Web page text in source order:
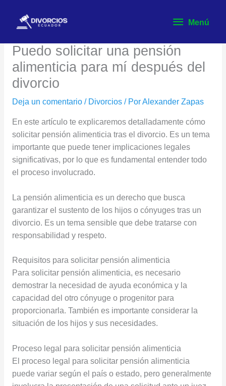
contenido
Menú
Menú
Puedo solicitar una pensión
alimenticia para mí después del
divorcio
Deja un comentario / Divorcios/ PorAlexander Zapas
En este artículo te explicaremos detalladamente cómo
solicitar pensión alimenticia tras el divorcio. Es un tema
importante que puede tener implicaciones legales
significativas, por lo que es fundamental entender todo
el proceso involucrado.
La pensión alimenticia es un derecho que busca
garantizar el sustento de los hijos o cónyuges tras un
divorcio. Es un tema sensible que debe tratarse con
responsabilidad y respeto.
Requisitos para solicitar pensión alimenticia
Para solicitar pensión alimenticia, es necesario
demostrar la necesidad de ayuda económica y la
capacidad del otro cónyuge o progenitor para
proporcionarla. También es importante considerar la
situación de los hijos y sus necesidades.
Proceso legal para solicitar pensión alimenticia
El proceso legal para solicitar pensión alimenticia
puede variar según el país o estado, pero generalmente